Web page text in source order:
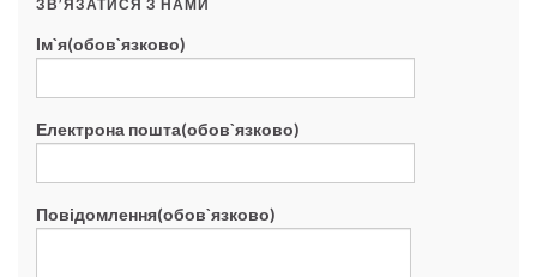
ЗВ’ЯЗАТИСЯ З НАМИ
Ім`я(обов`язково)
Електрона пошта(обов`язково)
Повідомлення(обов`язково)